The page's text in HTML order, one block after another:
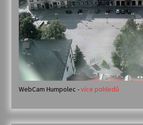
WebCam Humpolec -více pohledů